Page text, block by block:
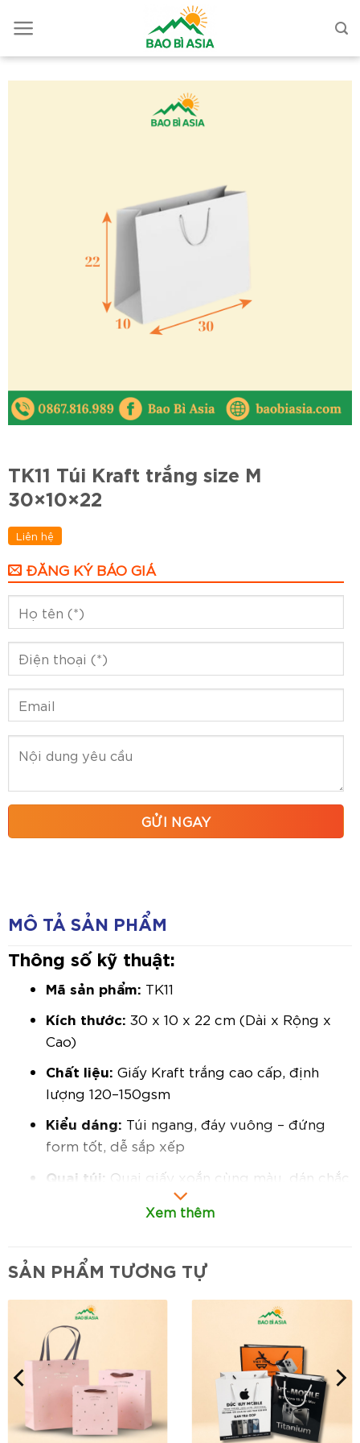
TK11 Túi Kraft trắng size M
30×10×22
Liên hệ
ĐĂNG KÝ BÁO GIÁ
MÔ TẢ SẢN PHẨM
Thông số kỹ thuật:
Mã sản phẩm: TK11
Kích thước: 30 x 10 x 22 cm (Dài x Rộng x
Cao)
Chất liệu: Giấy Kraft trắng cao cấp, định
lượng 120–150gsm
Kiểu dáng: Túi ngang, đáy vuông – đứng
form tốt, dễ sắp xếp
Quai túi: Quai giấy xoắn cùng màu, dán chắc
Thiết kế thanh lịch – dễ phối màu thương
hiệu:Tông trắng trang nhã, phù hợp với
nhiều phong cách thiết kế in ấn và trang trí
như ép kim, in UV, dập nổi.
Kích thước size M đa năng:Lý tưởng để
Xem thêm
SẢN PHẨM TƯƠNG TỰ